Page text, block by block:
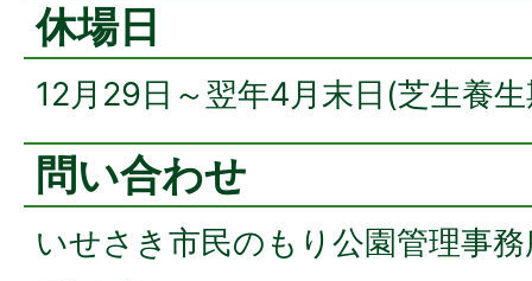
休場日
12月29日～翌年4月末日(芝生養
問い合わせ
いせさき市民のもり公園管理事務